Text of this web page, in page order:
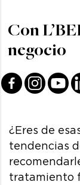
Con
negocio
¿Eres de
tendencias
tratamiento